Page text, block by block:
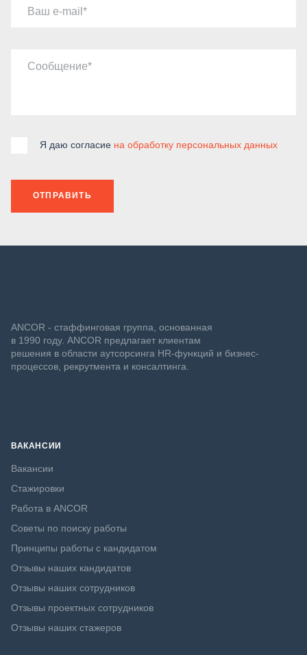
Ваш e-mail
Сообщение
Я даю согласие на обработку персональных данных
ОТПРАВИТЬ
ANCOR - стаффинговая группа, основанная
в 1990 году. ANCOR предлагает клиентам
решения в области аутсорсинга HR-функций и бизнес-
процессов, рекрутмента и консалтинга.
ВАКАНСИИ
Вакансии
Стажировки
Работа в ANCOR
Советы по поиску работы
Принципы работы с кандидатом
Отзывы наших кандидатов
Отзывы наших сотрудников
Отзывы проектных сотрудников
Отзывы наших стажеров